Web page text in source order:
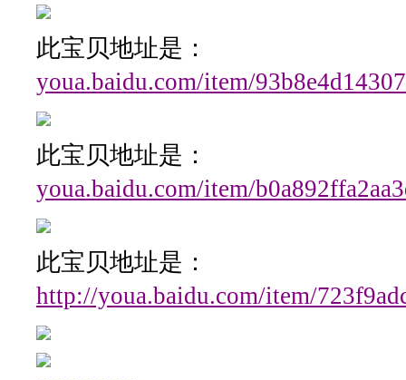
此宝贝地址是：
youa.baidu.com/item/
此宝贝地址是：
youa.baidu.com/item/
此宝贝地址是：
http://youa.baidu.com/item/